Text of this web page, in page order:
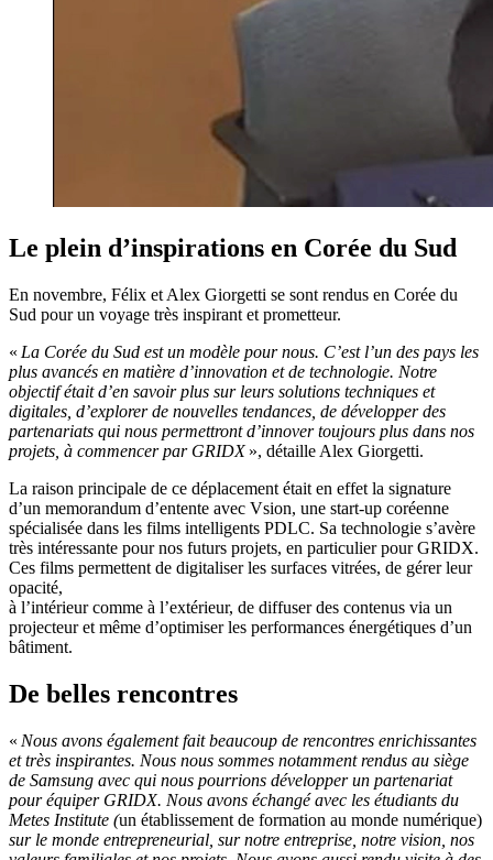
Le plein d’inspirations en Corée du Sud
En novembre, Félix et Alex Giorgetti se sont rendus en Corée du
Sud pour un voyage très inspirant et prometteur.
« La Corée du Sud est un modèle pour nous. C’est l’un des pays les
plus avancés en matière d’innovation et de technologie. Notre
objectif était d’en savoir plus sur leurs solutions techniques et
digitales, d’explorer de nouvelles tendances, de développer des
partenariats qui nous permettront d’innover toujours plus dans nos
projets, à commencer par GRIDX», détaille Alex Giorgetti.
La raison principale de ce déplacement était en effet la signature
d’un memorandum d’entente avec Vsion, une start-up coréenne
spécialisée dans les films intelligents PDLC. Sa technologie s’avère
très intéressante pour nos futurs projets, en particulier pour GRIDX.
Ces films permettent de digitaliser les surfaces vitrées, de gérer leur
opacité,
à l’intérieur comme à l’extérieur, de diffuser des contenus via un
projecteur et même d’optimiser les performances énergétiques d’un
bâtiment.
De belles rencontres
« Nous avons également fait beaucoup de rencontres enrichissantes
et très inspirantes. Nous nous sommes notamment rendus au siège
de Samsung avec qui nous pourrions développer un partenariat
pour équiper GRIDX. Nous avons échangé avec les étudiants du
Metes Institute (un établissement de formation au monde numérique)
sur le monde entrepreneurial, sur notre entreprise, notre vision, nos